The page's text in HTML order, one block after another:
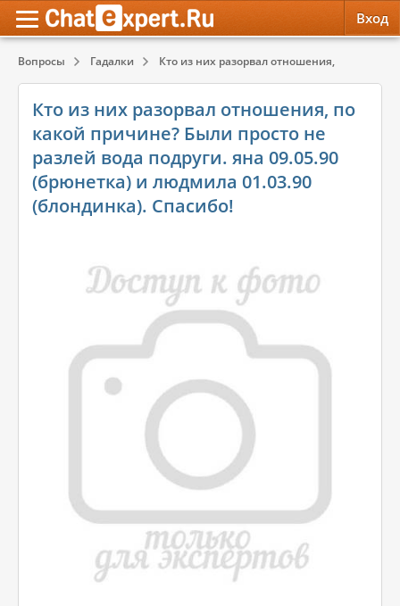
Вход
Вопросы Гадалки Кто из них разорвал отношения, по какой
Кто из них разорвал отношения, по
какой причине? Были просто не
разлей вода подруги. яна 09.05.90
(брюнетка) и людмила 01.03.90
(блондинка). Спасибо!
Психология
Эзотерика
Красота, Здоровье
Психология
Эзотерика
Красота, Здоровье
Обратная связь
Служба поддержки
Правила сервиса